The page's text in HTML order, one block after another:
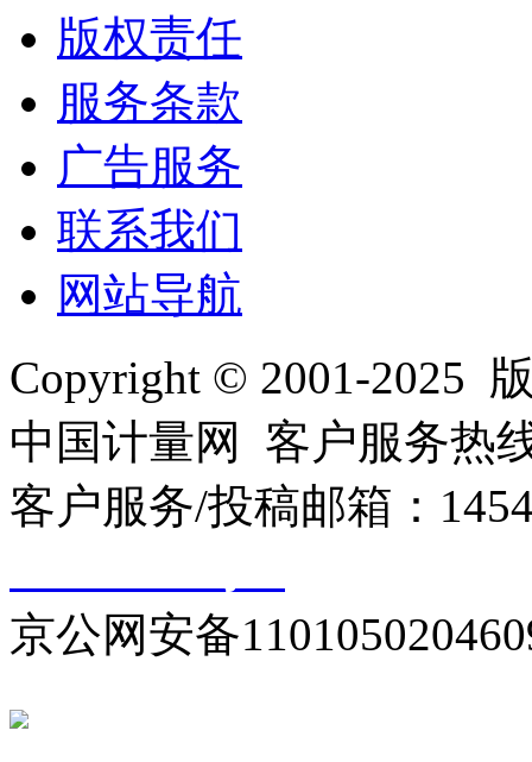
版权责任
服务条款
广告服务
联系我们
网站导航
Copyright © 2001-2025
中国计量网 客户服务热
客户服务/投稿邮箱：
京公网安备